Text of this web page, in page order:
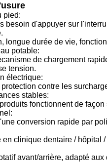
pied:
besoin d'appuyer sur
longue durée de vie,
potable:
de chargement
tension.
électrique:
contre les
stables:
fonctionnent de
conversion rapide par
en clinique dentaire / hôpital
avant/arrière, adapté